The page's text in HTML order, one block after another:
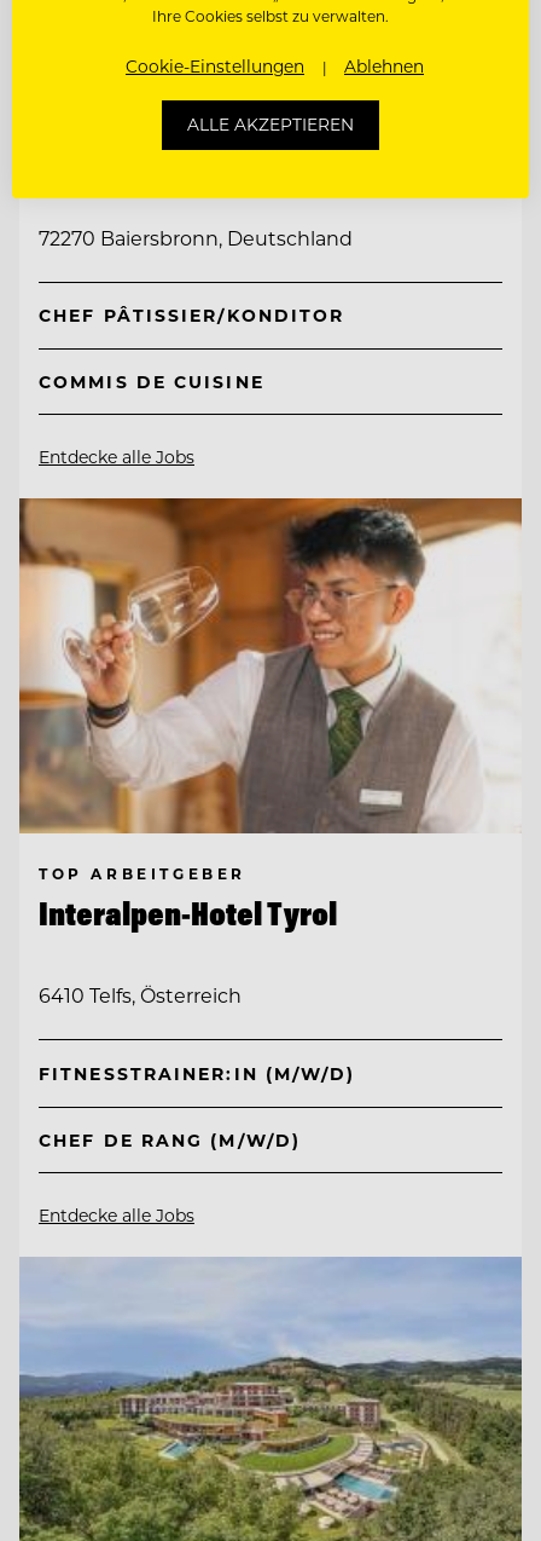
TOP ARBEITGEBER
Genusshotel Sackmann
72270 Baiersbronn, Deutschland
CHEF PÂTISSIER/KONDITOR
COMMIS DE CUISINE
Entdecke alle Jobs
TOP ARBEITGEBER
Interalpen-Hotel Tyrol
6410 Telfs, Österreich
FITNESSTRAINER:IN (M/W/D)
CHEF DE RANG (M/W/D)
Entdecke alle Jobs
Ihre Cookies selbst zu verwalten.
Cookie-Einstellungen Ablehnen
ALLE AKZEPTIEREN